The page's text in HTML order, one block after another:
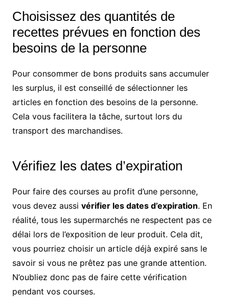
Choisissez des quantités de
recettes prévues en fonction des
besoins de la personne
Pour consommer de bons produits sans accumuler
les surplus, il est conseillé de sélectionner les
articles en fonction des besoins de la personne.
Cela vous facilitera la tâche, surtout lors du
transport des marchandises.
Vérifiez les dates d’expiration
Pour faire des courses au profit d’une personne,
vous devez aussi vérifier les dates d’expiration. En
réalité, tous les supermarchés ne respectent pas ce
délai lors de l’exposition de leur produit. Cela dit,
vous pourriez choisir un article déjà expiré sans le
savoir si vous ne prêtez pas une grande attention.
N’oubliez donc pas de faire cette vérification
pendant vos courses.